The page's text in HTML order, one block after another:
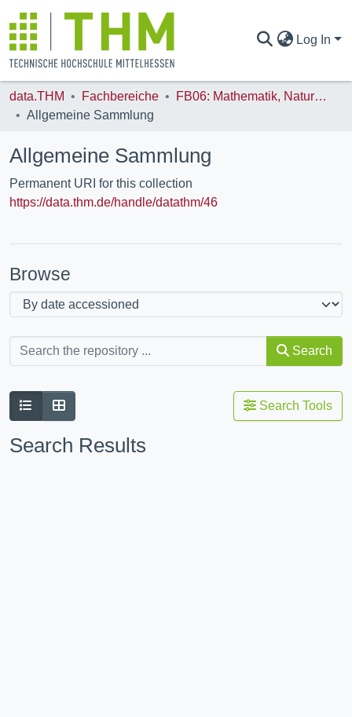
Log In
ALL OF DATA.THM
STATISTICS
data.THM Fachbereiche
FB06: Mathematik, Naturwissenschaften und Informatik (MNI)
Allgemeine Sammlung
Allgemeine Sammlung
Permanent URI for this collection
https://data.thm.de/handle/datathm/46
Browse
Search
Search Tools
Search Results